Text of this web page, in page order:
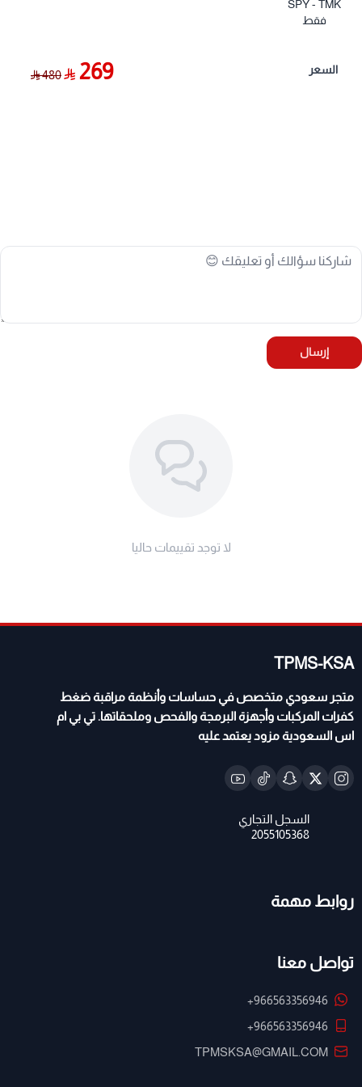
لتثبيت حساسات ضغط الإطارات على بلوف التنسيم بكل سهولة
يُنصح باستخدام المقاس الطويل.
⚙️ المواصفات الفنية:
آلية العمل: رفع حلقة السحب الحمراء السريعة
بلد التصنيع: جمهورية الصين الشعبية (خامات عالية
SPY - TMK
فقط
السعر 269
480
إرسال
لا توجد تقييمات حاليا
TPMS-KSA
متجر سعودي متخصص في حساسات وأنظمة مراقبة ضغط
كفرات المركبات وأجهزة البرمجة والفحص وملحقاتها. تي بي ام
اس السعودية مزود يعتمد عليه
روابط مهمة
تواصل معنا
+966563356946
+966563356946
TPMSKSA@GMAIL.COM